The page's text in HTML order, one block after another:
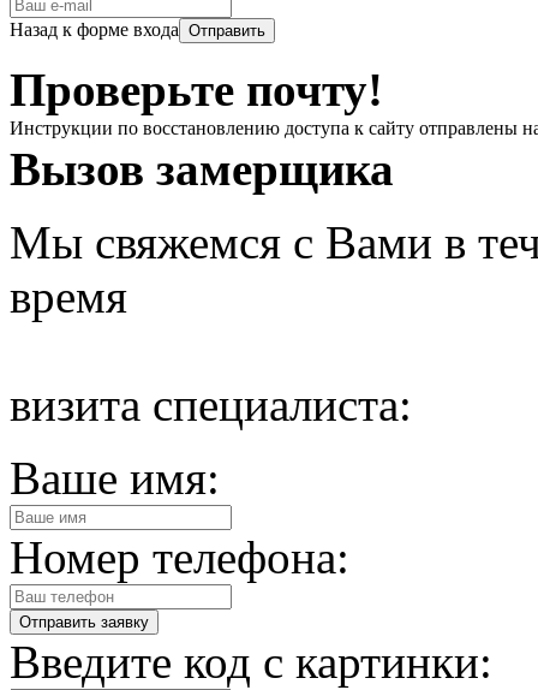
Назад к форме входа
Проверьте почту!
Инструкции по восстановлению доступа к сайту отправлены
Вызов замерщика
Мы свяжемся с Вами в
время
визита специалиста:
Ваше имя:
Номер телефона:
Введите код с картинки: